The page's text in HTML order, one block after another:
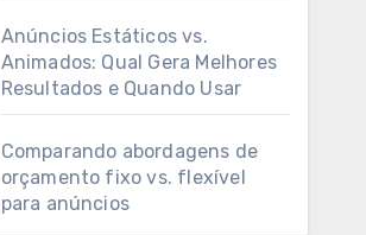
Anúncios Estáticos vs.
Animados: Qual Gera Melhores
Resultados e Quando Usar
Comparando abordagens de
orçamento fixo vs. flexível
para anúncios